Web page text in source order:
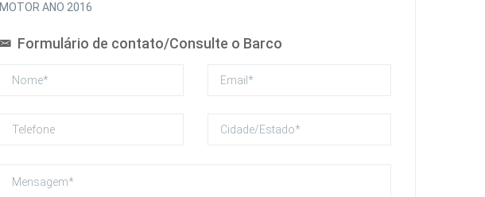
MOTOR ANO 2016
Formulário de contato/Consulte o Barco